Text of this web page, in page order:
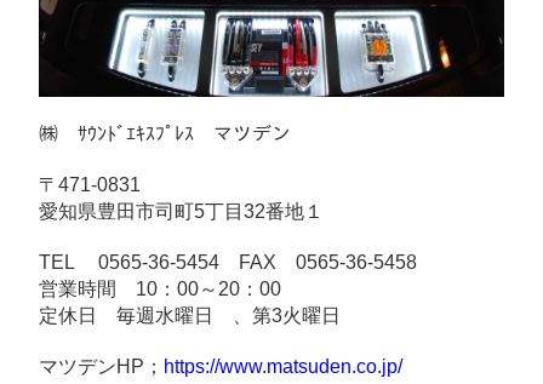
㈱ ｻｳﾝﾄﾞｴｷｽﾌﾟﾚｽ マツデン
〒471-0831
愛知県豊田市司町5丁目32番地１
TEL 0565-36-5454 FAX 0565-36-5458
営業時間 10：00～20：00
定休日 毎週水曜日 、第3火曜日
マツデンHP； https://www.matsuden.co.jp/